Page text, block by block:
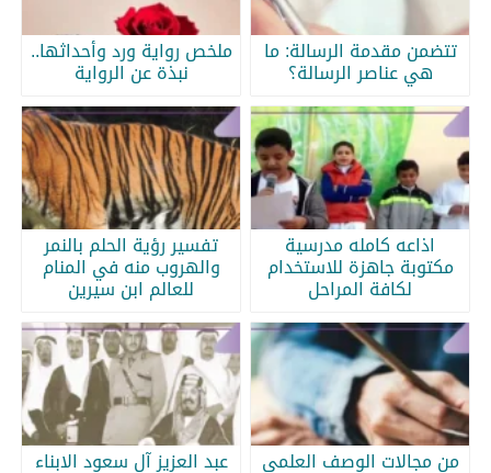
تتضمن مقدمة الرسالة: ما
هي عناصر الرسالة؟
ملخص رواية ورد وأحداثها..
نبذة عن الرواية
اذاعه كامله مدرسية
مكتوبة جاهزة للاستخدام
لكافة المراحل
تفسير رؤية الحلم بالنمر
والهروب منه في المنام
للعالم ابن سيرين
من مجالات الوصف العلمي عبد العزيز آل سعود الابناء